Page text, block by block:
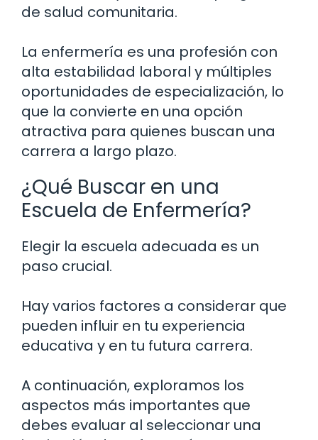
de salud comunitaria.
La enfermería es una profesión con
alta estabilidad laboral y múltiples
oportunidades de especialización, lo
que la convierte en una opción
atractiva para quienes buscan una
carrera a largo plazo.
¿Qué Buscar en una
Escuela de Enfermería?
Elegir la escuela adecuada es un
paso crucial.
Hay varios factores a considerar que
pueden influir en tu experiencia
educativa y en tu futura carrera.
A continuación, exploramos los
aspectos más importantes que
debes evaluar al seleccionar una